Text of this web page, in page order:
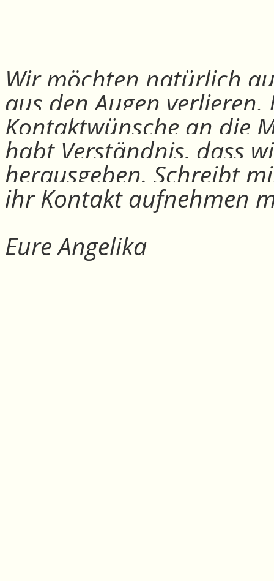
Wir möchten natürlich
aus den Augen
Kontaktwünsche an die
habt Verständnis, dass
herausgeben. Schreibt
ihr Kontakt aufnehmen
Eure Angelika